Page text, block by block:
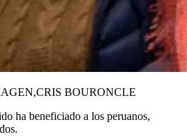
CRIS BOURONCLE
ha beneficiado a los peruanos,